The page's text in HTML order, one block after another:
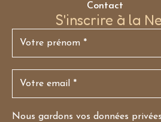
Contact
S'inscrire à la
Nous gardons vos données